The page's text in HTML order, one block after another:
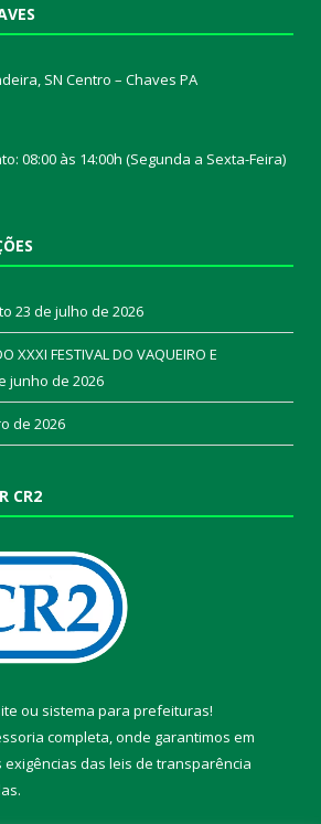
SN Centro – Chaves PA
08:00 às 14:00h (Segunda a Sexta-Feira)
23 de julho de 2026
XXXI FESTIVAL DO VAQUEIRO E
junho de 2026
de 2026
CR2
ou sistema para prefeituras!
completa, onde garantimos em
das leis de transparência